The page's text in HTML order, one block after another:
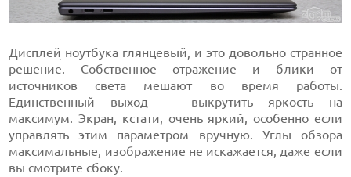
Дисплей ноутбука глянцевый, и это довольно странное
решение. Собственное отражение и блики от
источников света мешают во время работы.
Единственный выход — выкрутить яркость на
максимум. Экран, кстати, очень яркий, особенно если
управлять этим параметром вручную. Углы обзора
максимальные, изображение не искажается, даже если
вы смотрите сбоку.